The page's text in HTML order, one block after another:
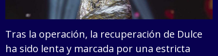
Tras la operación, la recuperación de Dulce
ha sido lenta y marcada por una estricta